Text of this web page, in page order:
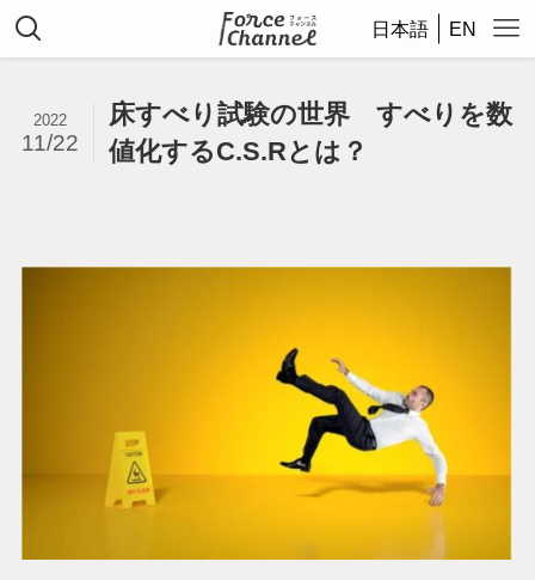
日本語 EN
床すべり試験の世界 すべりを数
値化するC.S.Rとは？
2022
11/22